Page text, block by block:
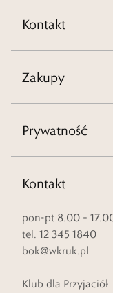
Kontakt
Zakupy
Prywatność
Kontakt
pon-pt 8.00 –
tel. 12 345 1840
bok@wkruk.pl
Klub dla Przyjaciół